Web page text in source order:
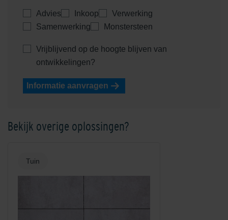
Advies Inkoop
Verwerking
Samenwerking
Monstersteen
Vrijblijvend op de hoogte blijven van
ontwikkelingen?
Informatie aanvragen
Bekijk overige oplossingen?
Tuin